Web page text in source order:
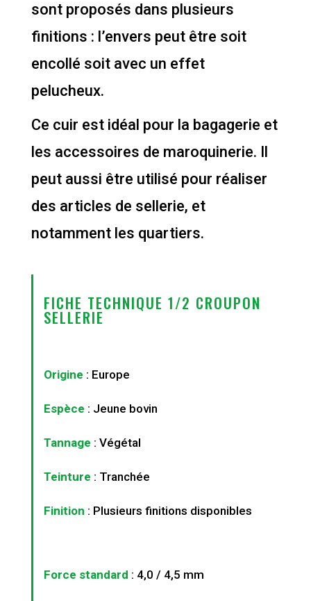
sont proposés dans plusieurs
finitions : l’envers peut être soit
encollé soit avec un effet
pelucheux.
Ce cuir est idéal pour la bagagerie et
les accessoires de maroquinerie. Il
peut aussi être utilisé pour réaliser
des articles de sellerie, et
notamment les quartiers.
FICHE TECHNIQUE 1/2 CROUPON
SELLERIE
Origine : Europe
Espèce : Jeune bovin
Tannage : Végétal
Teinture : Tranchée
Finition : Plusieurs finitions disponibles
Force standard : 4,0 / 4,5 mm